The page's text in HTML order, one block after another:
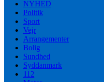
NYHED
Politik
Sport
Vejr
Arrangementer
Bolig
Sundhed
Syddanmark
112